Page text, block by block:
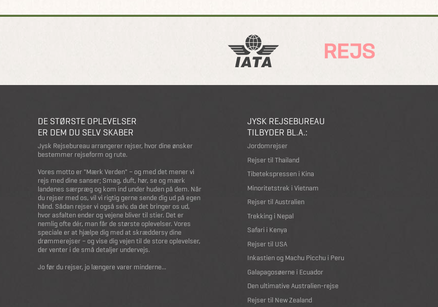
DE STØRSTE OPLEVELSER
ER DEM DU SELV SKABER
Jysk Rejsebureau arrangerer rejser, hvor dine ønsker
bestemmer rejseform og rute.
Vores motto er "Mærk Verden" – og med det mener vi
rejs med dine sanser; Smag, duft, hør, se og mærk
landenes særpræg og kom ind under huden på dem. Når
du rejser med os, vil vi rigtig gerne sende dig ud på egen
hånd. Sådan rejser vi også selv, da det bringer os ud,
hvor asfalten ender og vejene bliver til stier. Det er
nemlig ofte dér, man får de største oplevelser. Vores
speciale er at hjælpe dig med at skræddersy dine
drømmerejser – og vise dig vejen til de store oplevelser,
der venter i de små detaljer undervejs.
Jo før du rejser, jo længere varer minderne...
JYSK REJSEBUREAU
TILBYDER BL.A.:
Jordomrejser
Rejser til Thailand
Tibetekspressen i Kina
Minoritetstrek i Vietnam
Rejser til Australien
Trekking i Nepal
Safari i Kenya
Rejser til USA
Inkastien og Machu Picchu i Peru
Galapagosøerne i Ecuador
Den ultimative Australien-rejse
Rejser til New Zealand